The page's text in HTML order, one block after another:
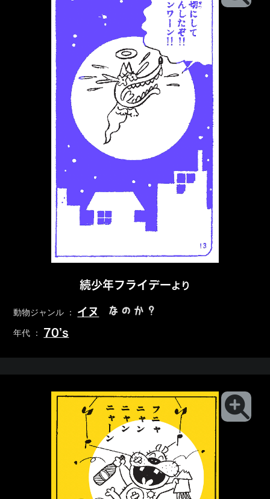
続少年フライデーより
動物ジャンル ： イヌ なのか？
年代 ： 70’s